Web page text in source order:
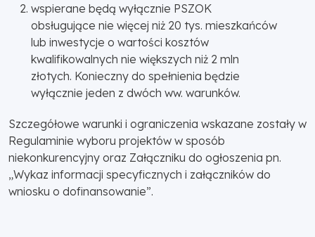
wspierane będą wyłącznie PSZOK
obsługujące nie więcej niż 20 tys. mieszkańców
lub inwestycje o wartości kosztów
kwalifikowalnych nie większych niż 2 mln
złotych. Konieczny do spełnienia będzie
wyłącznie jeden z dwóch ww. warunków.
Szczegółowe warunki i ograniczenia wskazane zostały w
Regulaminie wyboru projektów w sposób
niekonkurencyjny oraz Załączniku do ogłoszenia pn.
„Wykaz informacji specyficznych i załączników do
wniosku o dofinansowanie”.